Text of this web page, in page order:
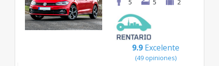
5
5 2
9.9 Excelente
(49 opiniones)